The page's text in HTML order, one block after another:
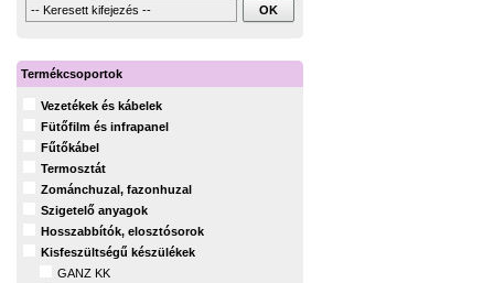
Termékcsoportok
Vezetékek és kábelek
Fütőfilm és infrapanel
Fűtőkábel
Termosztát
Zománchuzal, fazonhuzal
Szigetelő anyagok
Hosszabbítók, elosztósorok
Kisfeszültségű készülékek
GANZ KK